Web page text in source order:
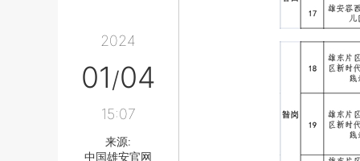
2024
01/04
15:07
来源:
中国雄安官网